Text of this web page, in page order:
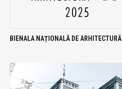
BIENALA NAȚIONALĂ DE ARHITECTURĂ